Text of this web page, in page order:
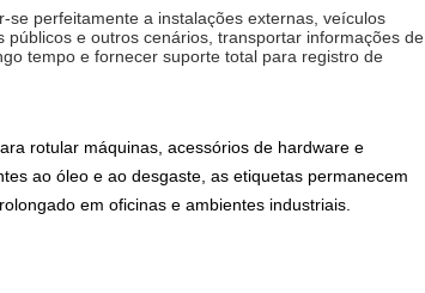
se perfeitamente a instalações externas, veículos
e outros cenários, transportar informações de
tempo e fornecer suporte total para registro de
rotular máquinas, acessórios de hardware e
ao óleo e ao desgaste, as etiquetas permanecem
em oficinas e ambientes industriais.